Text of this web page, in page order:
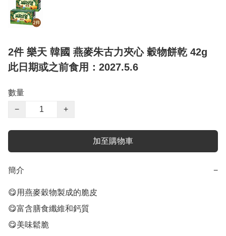
2件 樂天 韓國 燕麥朱古力夾心 穀物餅乾 42g
此日期或之前食用：2027.5.6
數量
−
+
加至購物車
簡介 −
😋用燕麥穀物製成的脆皮
😋富含膳食纖維和鈣質
😋美味鬆脆